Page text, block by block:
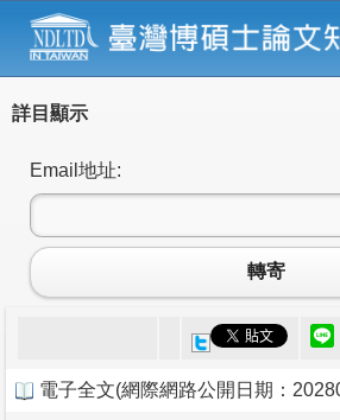
詳目顯示
Email地址:
轉寄
電子全文(網際網路公開日期：